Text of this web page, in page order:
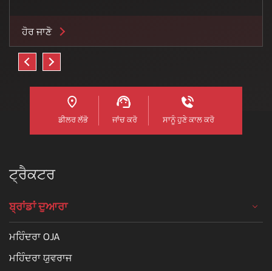
ਹੋਰ ਜਾਣੋ
ਡੀਲਰ ਲੱਭੋ ਜਾਂਚ ਕਰੋ ਸਾਨੂੰ ਹੁਣੇ ਕਾਲ ਕਰੋ
ਟ੍ਰੈਕਟਰ
ਬ੍ਰਾਂਡਾਂ ਦੁਆਰਾ
ਮਹਿੰਦਰਾ OJA
ਮਹਿੰਦਰਾ ਯੁਵਰਾਜ